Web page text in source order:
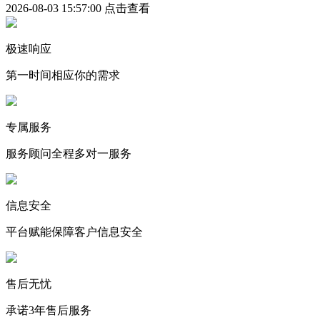
2026-08-03 15:57:00 点击查看
极速响应
第一时间相应你的需求
专属服务
服务顾问全程多对一服务
信息安全
平台赋能保障客户信息安全
售后无忧
承诺3年售后服务